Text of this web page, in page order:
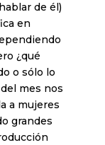
de él)
en
¿qué
o sólo lo
mes nos
a mujeres
grandes